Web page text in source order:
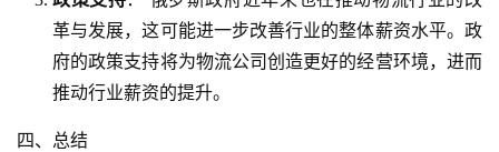
革与发展，这可能进一步改善行业的整体薪资水平。政
府的政策支持将为物流公司创造更好的经营环境，进而
推动行业薪资的提升。
四、总结